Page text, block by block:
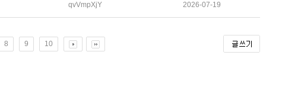
qvVmpXjY 2026-07-19
8 9 10